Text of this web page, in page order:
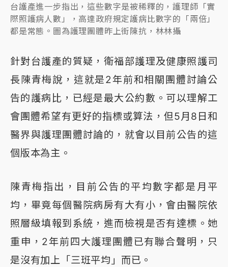
台護產進一步指出，這些數字是被稀釋的，護理師「實
際照護病人數」，高達政府規定護病比數字的「兩倍」
都是常態。圖為護理團體昨上街陳抗，林林攝
針對台護產的質疑，衛福部護理及健康照護司
長陳青梅說，這就是2年前和相關團體討論公
告的護病比，已經是最大公約數。可以理解工
會團體希望有更好的指標或算法，但5月8日和
醫界與護理團體討論的，就會以目前公告的這
個版本為主。
陳青梅指出，目前公告的平均數字都是月平
均，畢竟每個醫院病房有大有小，會由醫院依
照層級填報到系統，進而檢視是否有達標。她
重申，2年前四大護理團體已有聯合聲明，只
是沒有加上「三班平均」而已。